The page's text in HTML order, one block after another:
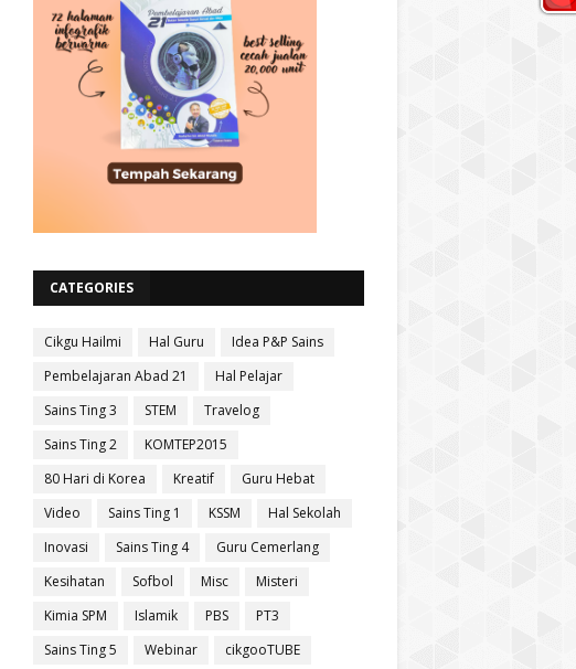
CATEGORIES
Cikgu Hailmi Hal Guru
Idea P&P Sains
Pembelajaran Abad 21
Hal Pelajar
Sains Ting 3
STEM
Travelog
Sains Ting 2
KOMTEP2015
80 Hari di Korea
Kreatif
Guru Hebat
Video
Sains Ting 1 KSSM
Hal Sekolah
Inovasi
Sains Ting 4
Guru Cemerlang
Kesihatan
Sofbol Misc
Misteri
Kimia SPM
Islamik PBS
PT3
Sains Ting 5
Webinar
cikgooTUBE